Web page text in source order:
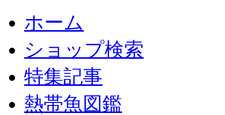
ホーム
ショップ検索
特集記事
熱帯魚図鑑